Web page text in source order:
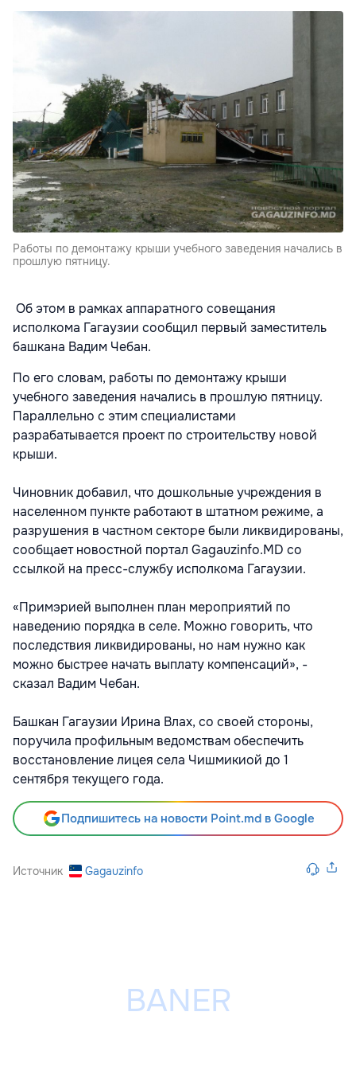
Работы по демонтажу крыши учебного заведения начались в
прошлую пятницу.
Об этом в рамках аппаратного совещания
исполкома Гагаузии сообщил первый заместитель
башкана Вадим Чебан.
По его словам, работы по демонтажу крыши
учебного заведения начались в прошлую пятницу.
Параллельно с этим специалистами
разрабатывается проект по строительству новой
крыши.
Чиновник добавил, что дошкольные учреждения в
населенном пункте работают в штатном режиме, а
разрушения в частном секторе были ликвидированы,
сообщает новостной портал Gagauzinfo.MD со
ссылкой на пресс-службу исполкома Гагаузии.
«Примэрией выполнен план мероприятий по
наведению порядкa в селе. Можно говорить, что
последствия ликвидированы, но нам нужно как
можно быстрее начать выплату компенсаций», -
сказал Вадим Чебан.
Башкан Гагаузии Ирина Влах, со своей стороны,
поручила профильным ведомствам обеспечить
восстановление лицея села Чишмикиой до 1
сентября текущего года.
Подпишитесь на новости Point.md в Google
Источник Gagauzinfo